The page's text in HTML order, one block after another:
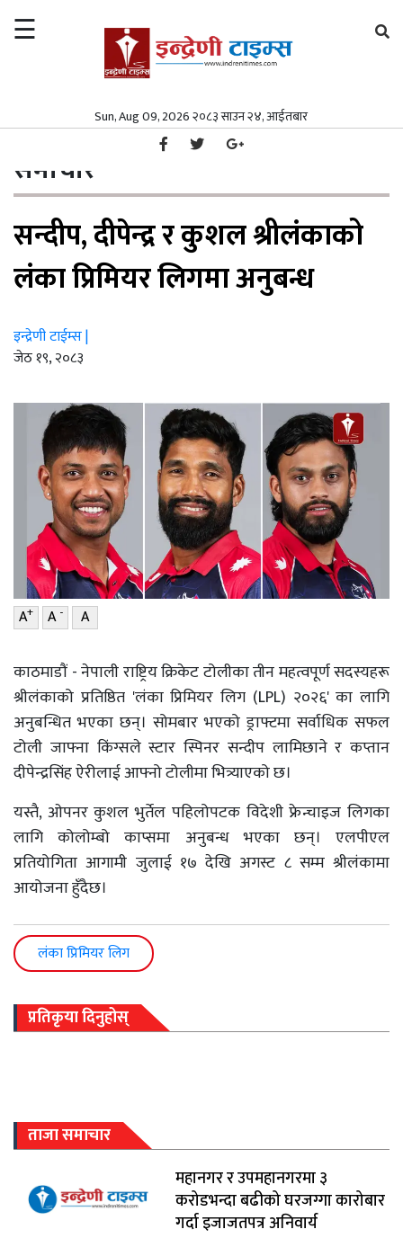
☰
Sun, Aug 09, 2026 २०८३ साउन २४, आईतबार
समाज
पत्रपत्रिका
मनोरञ्जन
स्वास्थ्य
वाणिज्य
शिक्षा
सम्पादकीय
संस्कृति/
संस्कार
प्रदेश
खेलकुद
सूचना/
प्रविधि
पर्यटन
इन्द्रेणी–
विशेष
पत्रपत्रिका
मनोरञ्जन
विश्व
अर्थ/
वाणिज्य
शिक्षा
सम्पादकीय
संस्कृति/
संस्कार
प्रदेश
खेलकुद
सूचना/
पर्यटन
इन्द्रेणी–
विशेष
गृहपृष्ठ/ समाचार
समाचार
सन्दीप, दीपेन्द्र र कुशल श्रीलंकाको
लंका प्रिमियर लिगमा अनुबन्ध
इन्द्रेणी टाईम्स |
जेठ १९, २०८३
A+ A- A
काठमाडौं - नेपाली राष्ट्रिय क्रिकेट टोलीका तीन महत्वपूर्ण सदस्यहरू
श्रीलंकाको प्रतिष्ठित 'लंका प्रिमियर लिग (LPL) २०२६' का लागि
अनुबन्धित भएका छन्। सोमबार भएको ड्राफ्टमा सर्वाधिक सफल
टोली जाफ्ना किंग्सले स्टार स्पिनर सन्दीप लामिछाने र कप्तान
दीपेन्द्रसिंह ऐरीलाई आफ्नो टोलीमा भित्र्याएको छ।
यस्तै, ओपनर कुशल भुर्तेल पहिलोपटक विदेशी फ्रेन्चाइज लिगका
लागि कोलोम्बो काप्समा अनुबन्ध भएका छन्। एलपीएल
प्रतियोगिता आगामी जुलाई १७ देखि अगस्ट ८ सम्म श्रीलंकामा
आयोजना हुँदैछ।
लंका प्रिमियर लिग
प्रतिकृया दिनुहोस्
ताजा समाचार
महानगर र उपमहानगरमा ३
करोडभन्दा बढीको घरजग्गा कारोबार
गर्दा इजाजतपत्र अनिवार्य